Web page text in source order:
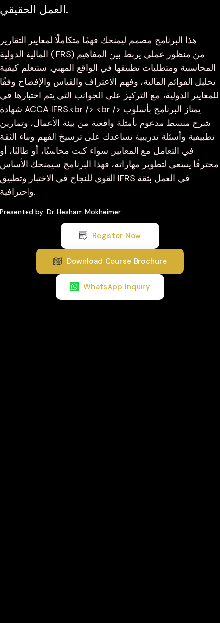
العمل الحقيقي.
هذا البرنامج مصمم ليمنحك فهمًا متكاملًا لمعايير التقارير
المالية الدولية (IFRS) من منظور عملي يربط بين المفاهيم
المحاسبية ومتطلبات تطبيقها في الواقع المهني. ستتعلم كيفية
تحليل القوائم المالية، وفهم الاعتراف والقياس والإفصاح وفقًا
للمعايير الدولية، مع التركيز على الجوانب التي يتم اختبارها في
شهادة ACCA IFRS.<br /> <br /> يمتاز البرنامج بأسلوب
شرح مبسط مدعوم بأمثلة واقعية من بيئة الأعمال، وتمارين
تطبيقية وأسئلة تدريبية تساعدك على ترسيخ الفهم وبناء الثقة
في التعامل مع المعايير. سواء كنت محاسبًا، أو طالبًا، أو
محترفًا يسعى لتطوير مهاراته، فهذا البرنامج سيمنحك الأساس
القوي للنجاح في الاختبار وتطبيق IFRS في العمل بثقة
واحترافية.
Presented by: Dr. Hesham Mokheimer
Register Now
Download Course Brochure
WhatsApp Inquiry